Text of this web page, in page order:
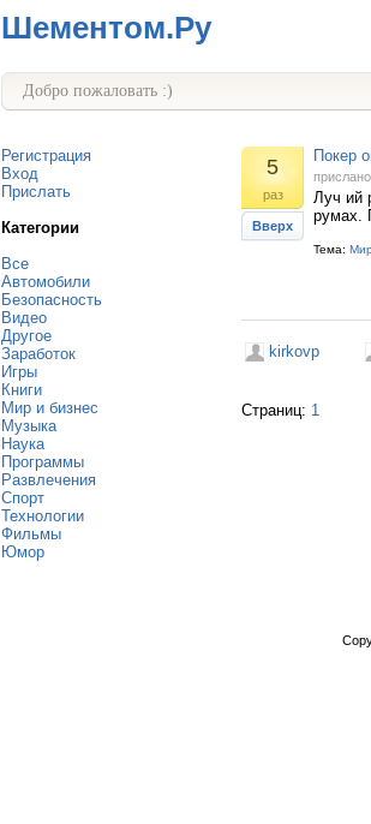
Шементом.Ру
Добро пожаловать :)
Регистрация
Вход
Прислать
Категории
Все
Автомобили
Безопасность
Видео
Другое
Заработок
Игры
Книги
Мир и бизнес
Музыка
Наука
Программы
Развлечения
Спорт
Технологии
Фильмы
Юмор
5
раз
Вверх
Покер
Луч ий
румах.
Тема:
kirkovp
Страниц: 1